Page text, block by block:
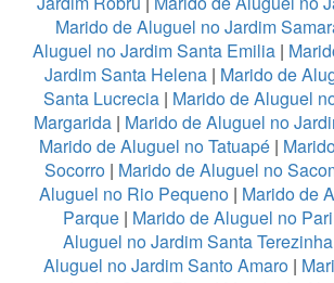
Marido de Aluguel no Jardim
Aluguel no Jardim Santa Emilia |
Jardim Santa Helena | Marido de
Santa Lucrecia| Marido de Aluguel
Margarida | Marido de Aluguel no
Marido de Aluguel no Tatuapé|
Socorro | Marido de Aluguel no
Aluguel no Rio Pequeno| Marido de
Parque | Marido de Aluguel no Pari
Aluguel no Jardim Santa Terezinha
Aluguel no Jardim Santo Amaro |